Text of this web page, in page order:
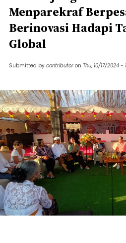
Menparekraf
Berinovasi Hadapi
Global
Submitted by contributor on Thu, 10/17/2024 -